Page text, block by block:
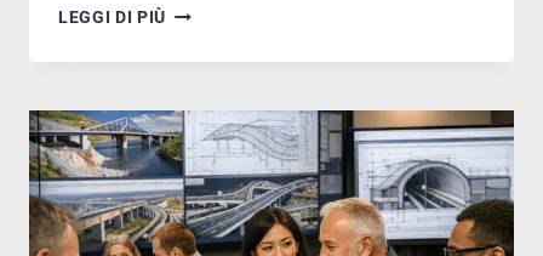
LEGGI DI PIÙ ALLPLAN
LA
ESSENZIALE
PER
ARCHITETTI
BIM